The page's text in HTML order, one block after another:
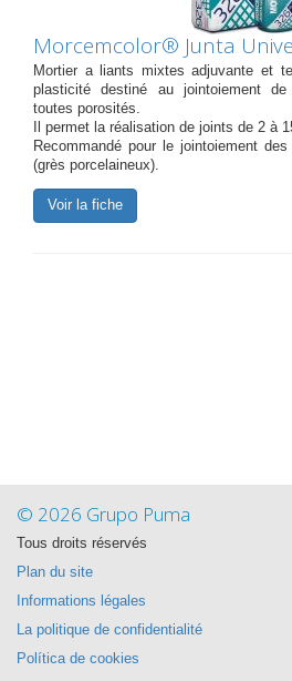
Morcemcolor® Junta
Mortier a liants mixtes adjuvante et
plasticité destiné au jointoiement
toutes porosités.
Il permet la réalisation de joints de 2 à
Recommandé pour le jointoiement
(grès porcelaineux).
Voir la fiche
© 2026 Grupo Puma
Tous droits réservés
Plan du site
Informations légales
La politique de confidentialité
Política de cookies